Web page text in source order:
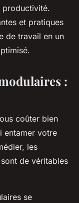
et pratiques
de travail en un
:
coûter bien
entamer votre
les
de véritables
se